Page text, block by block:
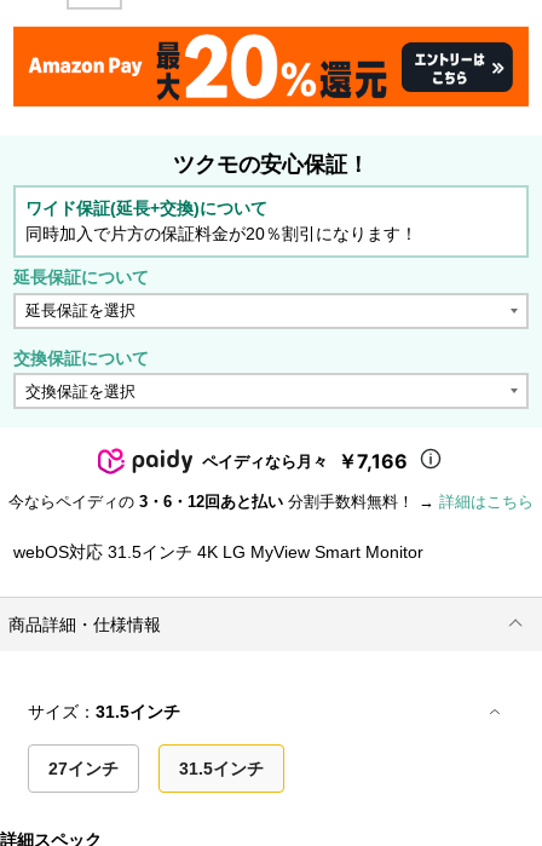
ツクモの安心保証！
ワイド保証(延長+交換)について
同時加入で片方の保証料金が20％割引になります！
延長保証について
交換保証について
ペイディなら月々 ￥7,166
今ならペイディの 3・6・12回あと払い 分割手数料無料！ → 詳細はこちら
webOS対応 31.5インチ 4K LG MyView Smart Monitor
商品詳細・仕様情報
サイズ：31.5インチ
27インチ 31.5インチ
詳細スペック